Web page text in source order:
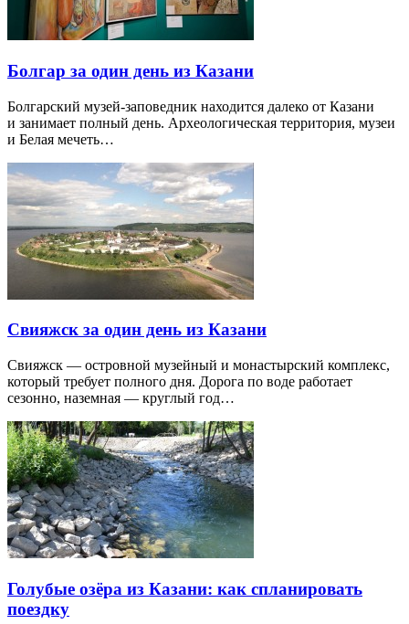
Болгар за один день из Казани
Болгарский музей-заповедник находится далеко от Казани
и занимает полный день. Археологическая территория, музеи
и Белая мечеть…
Свияжск за один день из Казани
Свияжск — островной музейный и монастырский комплекс,
который требует полного дня. Дорога по воде работает
сезонно, наземная — круглый год…
Голубые озёра из Казани: как спланировать
поездку